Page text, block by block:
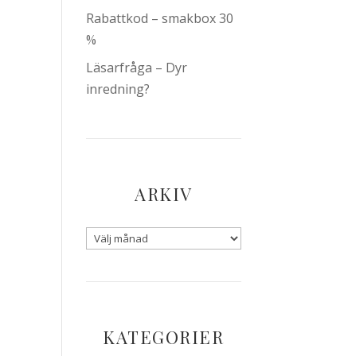
Rabattkod – smakbox 30
%
Läsarfråga – Dyr
inredning?
ARKIV
KATEGORIER